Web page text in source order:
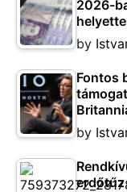
2026-
helyette
by
Fontos
by
erdőtűz